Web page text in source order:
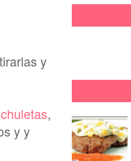
y
chuletas,
y y